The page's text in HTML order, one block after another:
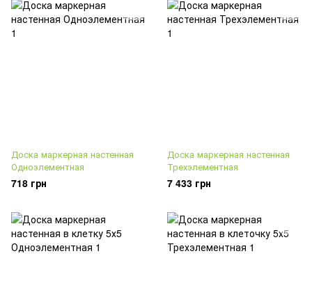
Доска маркерная настенная
Одноэлементная
718 грн
Доска маркерная настенная
Трехэлементная
7 433 грн